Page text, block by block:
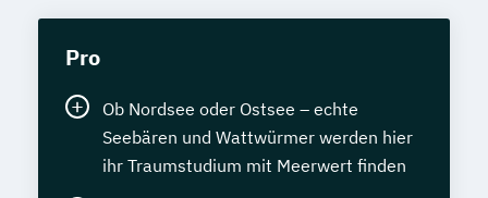
Pro
Ob Nordsee oder Ostsee – echte
Seebären und Wattwürmer werden hier
ihr Traumstudium mit Meerwert finden